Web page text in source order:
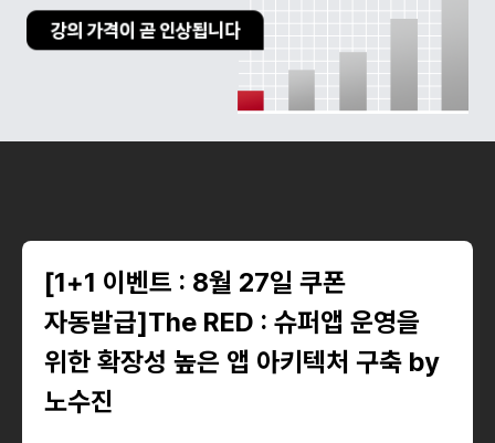
[1+1 이벤트 : 8월 27일 쿠폰
자동발급]The RED : 슈퍼앱 운영을
위한 확장성 높은 앱 아키텍처 구축 by
노수진